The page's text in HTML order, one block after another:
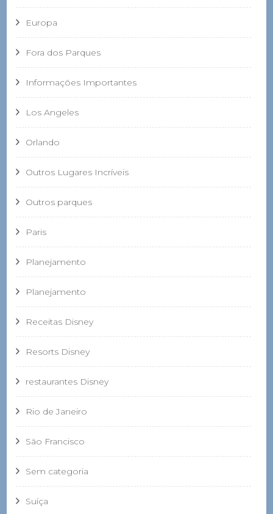
Europa
Fora dos Parques
Informações Importantes
Los Angeles
Orlando
Outros Lugares Incríveis
Outros parques
Paris
Planejamento
Planejamento
Receitas Disney
Resorts Disney
restaurantes Disney
Rio de Janeiro
São Francisco
Sem categoria
Suíça